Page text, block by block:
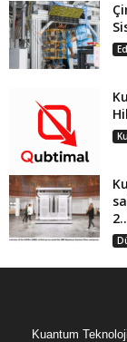
Kuantum